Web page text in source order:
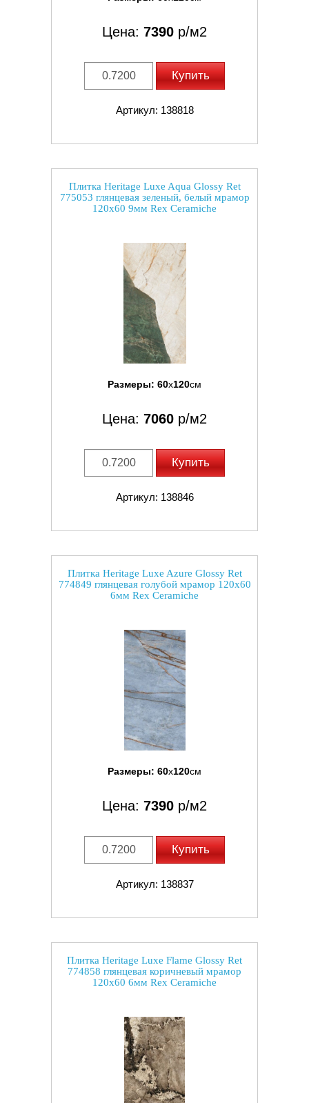
Цена: 7390 р/м2
Купить
Артикул: 138818
Плитка Heritage Luxe Aqua Glossy Ret
775053 глянцевая зеленый, белый мрамор
120x60 9мм Rex Ceramiche
Размеры: 60x120см
Цена: 7060 р/м2
Купить
Артикул: 138846
Плитка Heritage Luxe Azure Glossy Ret
774849 глянцевая голубой мрамор 120x60
6мм Rex Ceramiche
Размеры: 60x120см
Цена: 7390 р/м2
Купить
Артикул: 138837
Плитка Heritage Luxe Flame Glossy Ret
774858 глянцевая коричневый мрамор
120x60 6мм Rex Ceramiche